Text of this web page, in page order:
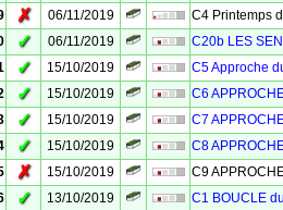
✗ 06/11/2019
C4 Printemps
✓ 06/11/2019
C20b LES
✓ 15/10/2019
C5 Approche
✓ 15/10/2019
C6
✓ 15/10/2019
C7
✓ 15/10/2019
C8
✗ 15/10/2019
C9
✓ 13/10/2019
C1 BOUCLE